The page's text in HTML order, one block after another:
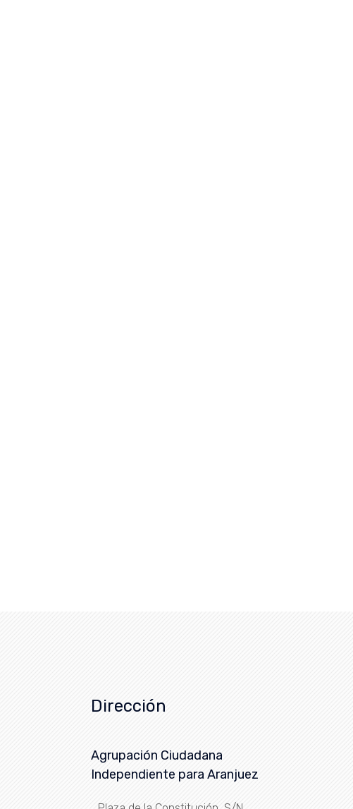
Dirección
Agrupación Ciudadana
Independiente para Aranjuez